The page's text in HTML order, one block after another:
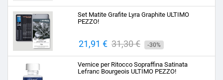
base
Set Matite Grafite Lyra Graphite ULTIMO
PEZZO!
Prezzo
21,91 € Prezzo
base
31,30 € -30%
Vernice per Ritocco Sopraffina Satinata
Lefranc Bourgeois ULTIMO PEZZO!